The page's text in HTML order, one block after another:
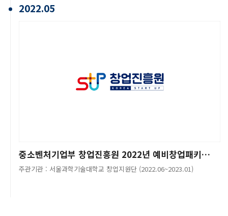
2022.05
중소벤처기업부 창업진흥원 2022년 예비창업패키지 사업 선정
주관기관 : 서울과학기술대학교 창업지원단 (2022.06~2023.01)